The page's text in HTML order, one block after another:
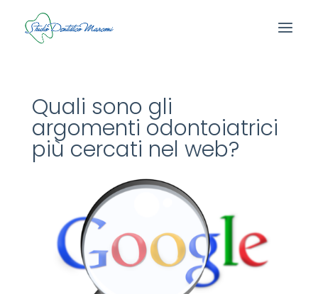
Quali sono gli
argomenti odontoiatrici
più cercati nel web?